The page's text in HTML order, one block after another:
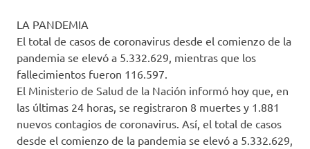
LA PANDEMIA
El total de casos de coronavirus desde el comienzo de la
pandemia se elevó a 5.332.629, mientras que los
fallecimientos fueron 116.597.
El Ministerio de Salud de la Nación informó hoy que, en
las últimas 24 horas, se registraron 8 muertes y 1.881
nuevos contagios de coronavirus. Así, el total de casos
desde el comienzo de la pandemia se elevó a 5.332.629,